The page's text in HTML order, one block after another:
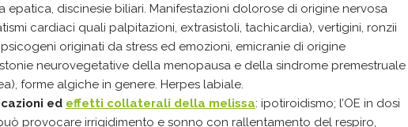
epatica, discinesie biliari. Manifestazioni dolorose di origine nervosa
cardiaci quali palpitazioni, extrasistoli, tachicardia), vertigini, ronzii
originati da stress ed emozioni, emicranie di origine
neurovegetative della menopausa e della sindrome premestruale
forme algiche in genere. Herpes labiale.
ed effetti collaterali della melissa: ipotiroidismo; l’OE in dosi
provocare irrigidimento e sonno con rallentamento del respiro,